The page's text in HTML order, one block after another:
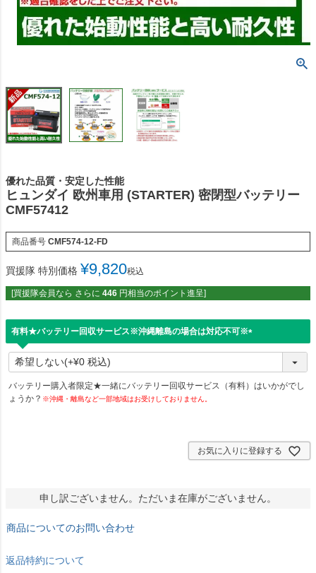
優れた品質・安定した性能
ヒュンダイ 欧州車用 (STARTER) 密閉型バッテリー
CMF57412
商品番号 CMF574-12-FD
買援隊 特別価格 ¥9,820税込
[買援隊会員なら さらに 446 円相当のポイント進呈]
有料★バッテリー回収サービス※沖縄離島の場合は対応不可※
須
)
バッテリー購入者限定★一緒にバッテリー回収サービス（有料）はいかがでし
ょうか？ ※沖縄・離島など一部地域はお受けしておりません。
お気に入りに登録する
申し訳ございません。ただいま在庫がございません。
商品についてのお問い合わせ
返品特約について